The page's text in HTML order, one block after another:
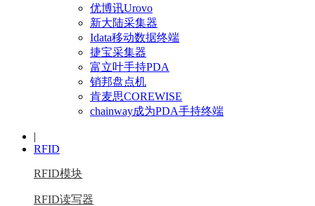
优博讯Urovo
新大陆采集器
Idata移动数据终端
捷宝采集器
富立叶手持PDA
销邦盘点机
肯麦思COREWISE
chainway成为PDA手持终端
|
RFID
RFID模块
RFID读写器